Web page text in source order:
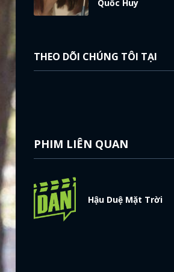
Quốc Huy
THEO DÕI CHÚNG TÔI TẠI
PHIM LIÊN QUAN
Hậu Duệ Mặt Trời